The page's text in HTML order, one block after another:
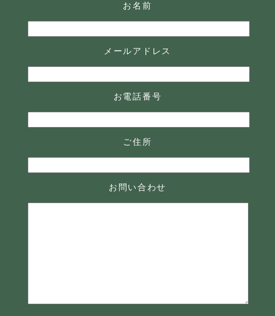
お名前
メールアドレス
お電話番号
ご住所
お問い合わせ